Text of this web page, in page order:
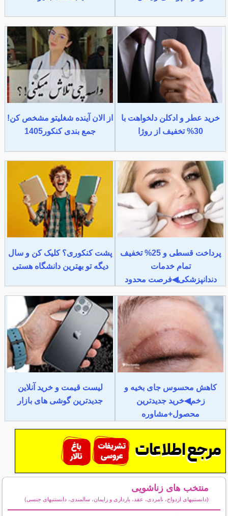
خرید عطر و ادکلن دلخواهت با
30% تخفیف از روژا
از الان آینده شغلیتو مشخص کن!
جمع بندی کنکور1405
پرداخت قسطی و 25% تخفیف
تمام خدمات
دندانپزشکی◀فرصت محدود
پشت کنکوری؟ کلیک کن و سال
دیگه تو بهترین دانشگاه هستی
کاهش محسوس جای بخیه و
زخم◀خرید جدیدترین
محصول+مشاوره
لیست قیمت و خرید آنلاین
جدیدترین گوشی های بازار
منتخب های زناشویی
(دانستنیهای ازدواج، نامزدی، عقد، بارداری و زایمان، سالمندی، دانستنیهای جنسی)